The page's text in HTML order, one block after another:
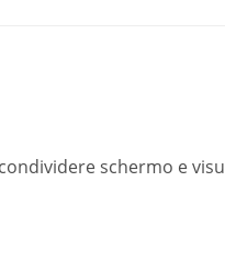
schermo e